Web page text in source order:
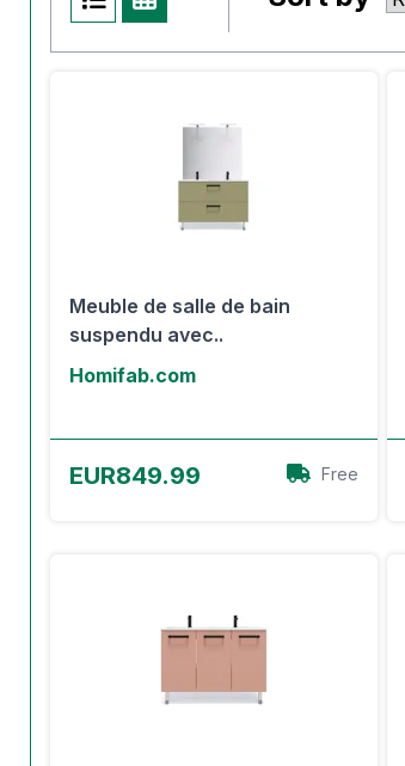
Meuble de salle de bain
suspendu avec..
Homifab.com
EUR849.99 Free